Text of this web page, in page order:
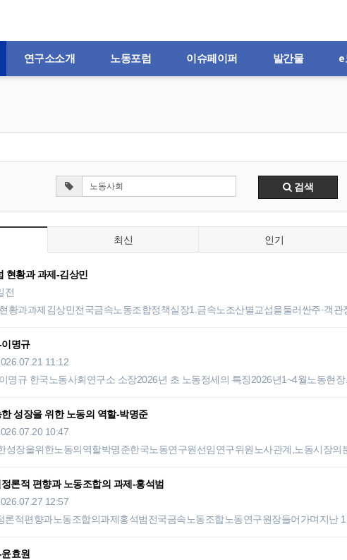
연구소소개 노동포럼 이슈페이퍼 발간물 e
검색
최신 인기
현황과 과제-김상민
전
황과과제김상민전국금속노동조합정책실장1.금속노조산별교섭을둘러싼주·객
명규
11:12
명규 한국노동사회연구소 소장2026년 초 노동정세의 특징2026년1~4월노동현
성장을 위한 노동의 역할-박명준
10:47
성장을위한노동의역할박명준한국노동연구원선임연구위원노사관계,노동시장
론적 편향과 노동조합의 과제-홍석범
12:57
론적편향과노동조합의과제홍석범전국금속노동조합노동연구원장들어가며지난
효원